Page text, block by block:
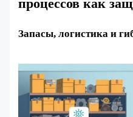
процессов как
Запасы, логистика и